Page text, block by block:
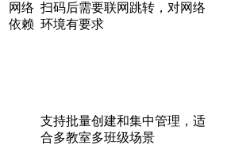
网络
依赖
扫码后需要联网跳转，对网络
环境有要求
支持批量创建和集中管理，适
合多教室多班级场景